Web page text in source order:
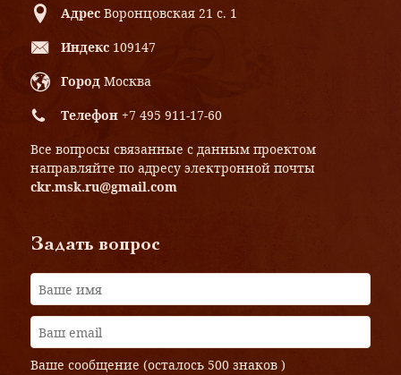
Адрес Воронцовская 21 с. 1
Индекс 109147
Город Москва
Телефон +7 495 911-17-60
Все вопросы связанные с данным проектом
направляйте по адресу электронной почты
ckr.msk.ru@gmail.com
Задать вопрос
Ваше сообщение (осталось 500 знаков )